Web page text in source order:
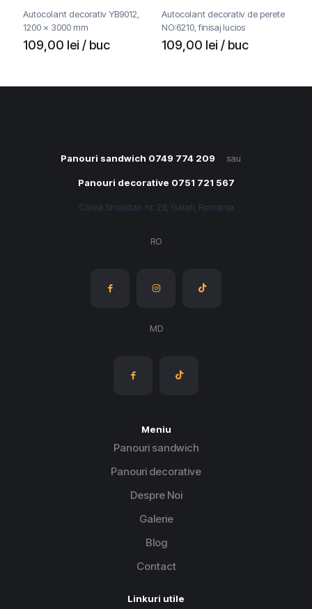
Autocolant decorativ YB9012,
1200 x 3000 mm
109,00 lei / buc
Autocolant decorativ de perete
NO:6210, finisaj lucios
109,00 lei / buc
Panouri sandwich 0749 774 209 sau
Panouri decorative 0751 721 567
Calea Smardan nr. 29, Galati, Romania
RO
MD
Meniu
Panouri sandwich
Panouri decorative
Despre Noi
Galerie
Blog
Contact
Linkuri utile